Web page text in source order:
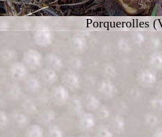
Porquerolles